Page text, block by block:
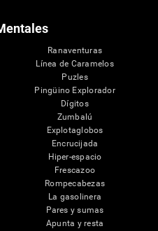
Ranaventuras
Línea de Caramelos
Puzles
Pingüino Explorador
Dígitos
Zumbalú
Explotaglobos
Encrucijada
Hiper-espacio
Frescazoo
Rompecabezas
La gasolinera
Pares y sumas
Apunta y resta